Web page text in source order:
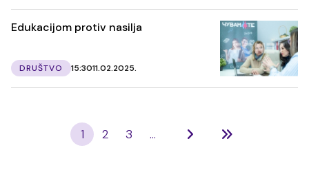
Edukacijom protiv nasilja
DRUŠTVO 15:3011.02.2025.
1 2 3 ...